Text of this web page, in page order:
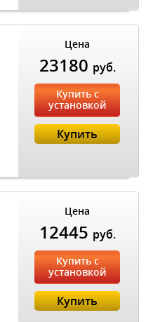
Цена
23180 руб.
Купить с
установкой
Купить
Цена
12445 руб.
Купить с
установкой
Купить